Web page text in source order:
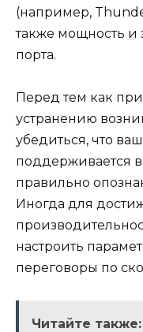
(например,
также мощность и
порта.
Перед тем как
устранению
убедиться, что
поддерживается
правильно
Иногда для
настроить
переговоры по
Читайте также: